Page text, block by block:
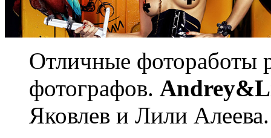
Отличные фотоработы
фотографов.
Яковлев и Лили Алеева.